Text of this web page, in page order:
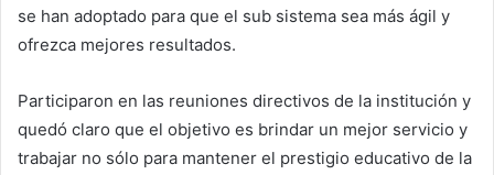
se han adoptado para que el sub sistema sea más ágil y
ofrezca mejores resultados.
Participaron en las reuniones directivos de la institución y
quedó claro que el objetivo es brindar un mejor servicio y
trabajar no sólo para mantener el prestigio educativo de la